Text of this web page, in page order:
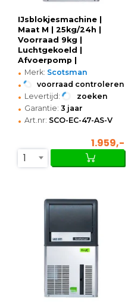
IJsblokjesmachine |
Maat M | 25kg/24h |
Voorraad 9kg |
Luchtgekoeld |
Afvoerpomp |
386x600x645(h)mm
• Merk: Scotsman
• voorraad controleren
• Levertijd: zoeken
• Garantie: 3 jaar
• Art.nr: SCO-EC-47-AS-V
1.959,-
1